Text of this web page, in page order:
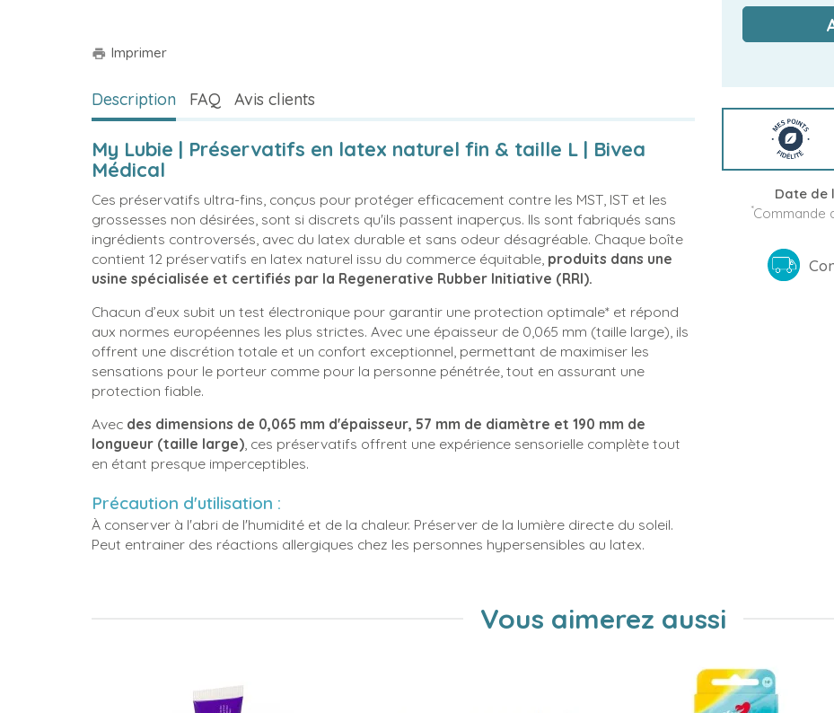
print Imprimer
Date de
*Commande
Description FAQ Avis clients
My Lubie | Préservatifs en latex naturel fin & taille L | Bivea
Médical
Ces préservatifs ultra-fins, conçus pour protéger efficacement contre les MST, IST et les
grossesses non désirées, sont si discrets qu'ils passent inaperçus. Ils sont fabriqués sans
ingrédients controversés, avec du latex durable et sans odeur désagréable. Chaque boîte
contient 12 préservatifs en latex naturel issu du commerce équitable, produits dans une
usine spécialisée et certifiés par la Regenerative Rubber Initiative (RRI).
Chacun d’eux subit un test électronique pour garantir une protection optimale* et répond
aux normes européennes les plus strictes. Avec une épaisseur de 0,065 mm (taille large), ils
offrent une discrétion totale et un confort exceptionnel, permettant de maximiser les
sensations pour le porteur comme pour la personne pénétrée, tout en assurant une
protection fiable.
Avec des dimensions de 0,065 mm d'épaisseur, 57 mm de diamètre et 190 mm de
longueur (taille large), ces préservatifs offrent une expérience sensorielle complète tout
en étant presque imperceptibles.
Précaution d'utilisation :
À conserver à l'abri de l'humidité et de la chaleur. Préserver de la lumière directe du soleil.
Peut entrainer des réactions allergiques chez les personnes hypersensibles au latex.
Vous aimerez aussi